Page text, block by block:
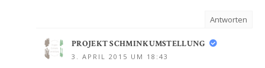
Antworten
PROJEKT SCHMINKUMSTELLUNG
3. APRIL 2015 UM 18:43